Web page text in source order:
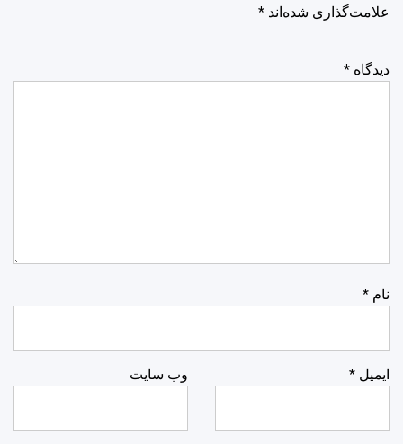
علامت‌گذاری شده‌اند *
دیدگاه *
نام *
ایمیل * وب‌ سایت